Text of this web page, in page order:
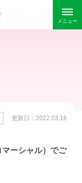
メニュー
更新日：2022.03.16
ーシャル）でご